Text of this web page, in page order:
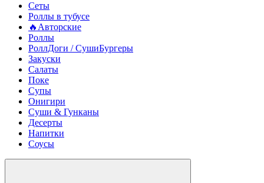
Сеты
Роллы в тубусе
🔥Авторские
Роллы
РоллДоги / СушиБургеры
Закуски
Салаты
Поке
Супы
Онигири
Суши & Гунканы
Десерты
Напитки
Соусы